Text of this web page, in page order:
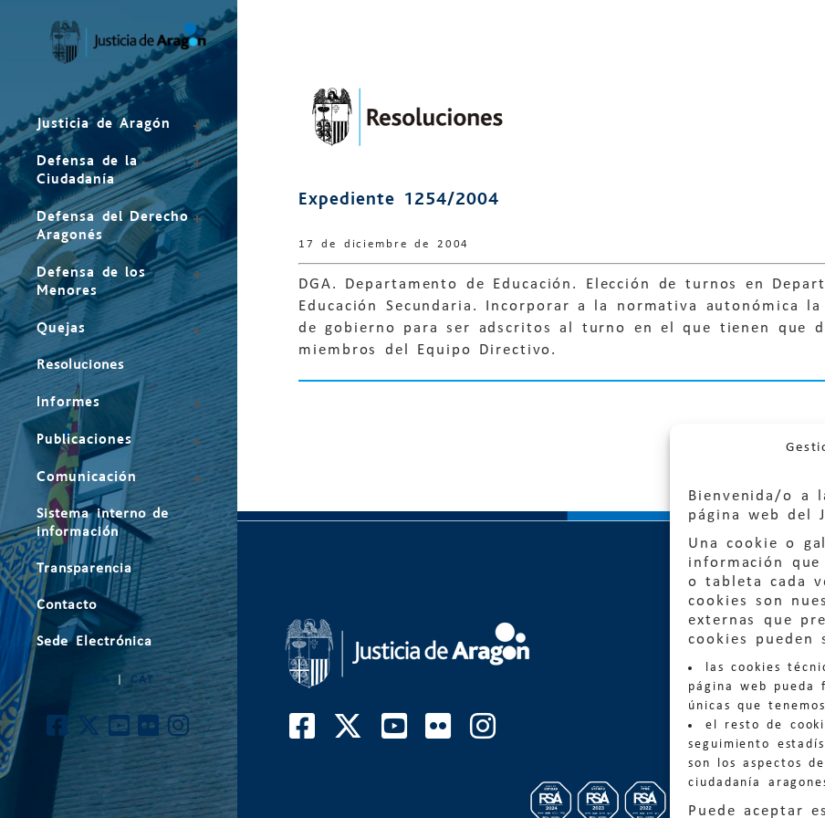
Bienvenida/o a
página web del
Una cookie o
información
o tableta cada
cookies son
externas que
cookies pueden
las cookies
página web pueda
únicas que
el resto de
seguimiento
son los aspectos
ciudadanía
Puede aceptar
Justicia de Aragón
Defensa de la
Ciudadanía
Defensa del Derecho
Aragonés
Defensa de los
Menores
Quejas
Resoluciones
Informes
Publicaciones
Comunicación
Sistema interno de
información
Transparencia
Contacto
Sede Electrónica
CAT
Expediente 1254/2004
17 de diciembre de 2004
DGA. Departamento de Educación. Elección de turnos en
Educación Secundaria. Incorporar a la normativa autonómica
de gobierno para ser adscritos al turno en el que tienen que
miembros del Equipo Directivo.
Quejas: